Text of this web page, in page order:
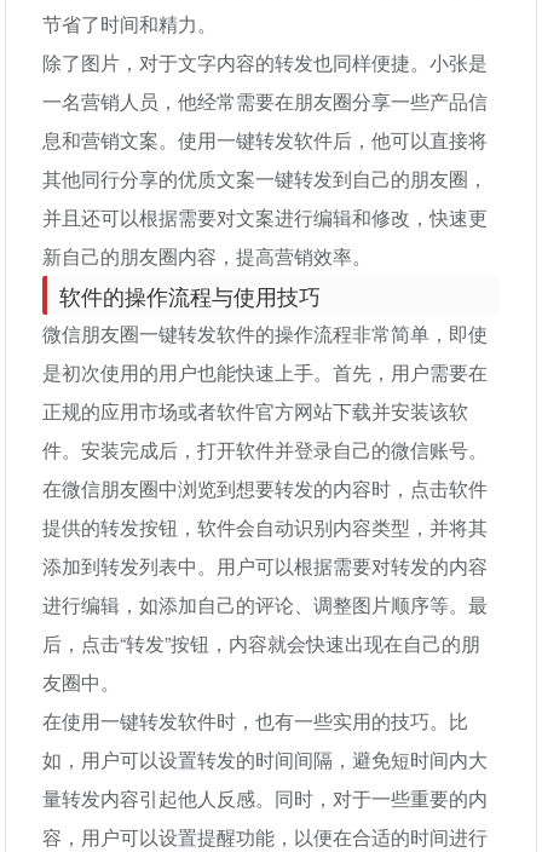
节省了时间和精力。
除了图片，对于文字内容的转发也同样便捷。小张是
一名营销人员，他经常需要在朋友圈分享一些产品信
息和营销文案。使用一键转发软件后，他可以直接将
其他同行分享的优质文案一键转发到自己的朋友圈，
并且还可以根据需要对文案进行编辑和修改，快速更
新自己的朋友圈内容，提高营销效率。
软件的操作流程与使用技巧
微信朋友圈一键转发软件的操作流程非常简单，即使
是初次使用的用户也能快速上手。首先，用户需要在
正规的应用市场或者软件官方网站下载并安装该软
件。安装完成后，打开软件并登录自己的微信账号。
在微信朋友圈中浏览到想要转发的内容时，点击软件
提供的转发按钮，软件会自动识别内容类型，并将其
添加到转发列表中。用户可以根据需要对转发的内容
进行编辑，如添加自己的评论、调整图片顺序等。最
后，点击“转发”按钮，内容就会快速出现在自己的朋
友圈中。
在使用一键转发软件时，也有一些实用的技巧。比
如，用户可以设置转发的时间间隔，避免短时间内大
量转发内容引起他人反感。同时，对于一些重要的内
容，用户可以设置提醒功能，以便在合适的时间进行